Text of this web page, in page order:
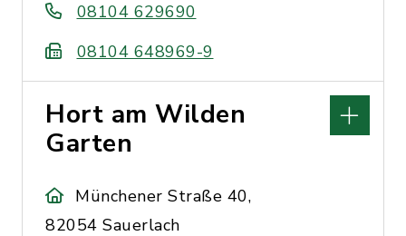
08104 629690
08104 648969-9
Hort am Wilden
Garten
Münchener Straße 40,
82054 Sauerlach